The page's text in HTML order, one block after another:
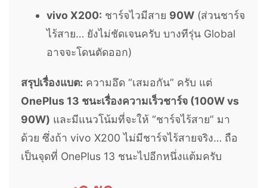
vivo X200: ชาร์จไวมีสาย 90W(ส่วนชาร์จ
ไร้สาย… ยังไม่ชัดเจนครับ บางทีรุ่น Global
อาจจะโดนตัดออก)
สรุปเรื่องแบต: ความอึด “เสมอกัน” ครับ แต่
OnePlus 13 ชนะเรื่องความเร็วชาร์จ (100W vs
90W) และมีแนวโน้มที่จะให้ “ชาร์จไร้สาย” มา
ด้วย ซึ่งถ้า vivo X200 ไม่มีชาร์จไร้สายจริง… ถือ
เป็นจุดที่ OnePlus 13 ชนะไปอีกหนึ่งแต้มครับ